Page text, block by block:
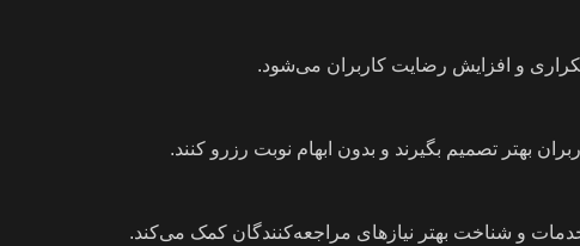
بهتر تصمیم بگیرند و بدون ابهام نوبت رزرو کنند.
و شناخت بهتر نیازهای مراجعه‌کنندگان کمک می‌کند.